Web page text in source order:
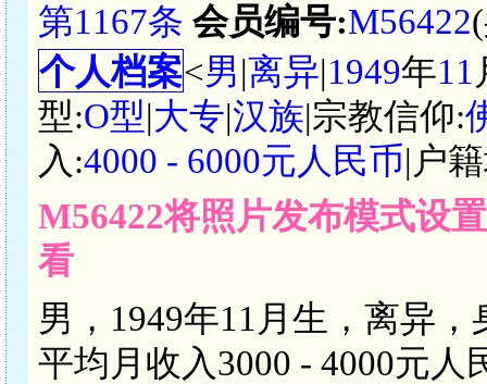
第1167条 会员编号:M56422
个人档案<男|离异|1949年11
型:O型|大专|汉族|宗教信仰:
入:4000 - 6000元人民币|户
M56422将照片发布模式设
看
男，1949年11月生，离异
平均月收入3000 - 4000元